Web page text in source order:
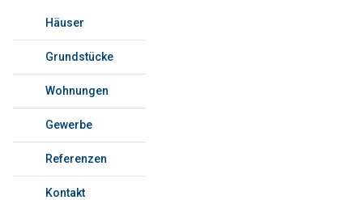
Häuser
Grundstücke
Wohnungen
Gewerbe
Referenzen
Kontakt